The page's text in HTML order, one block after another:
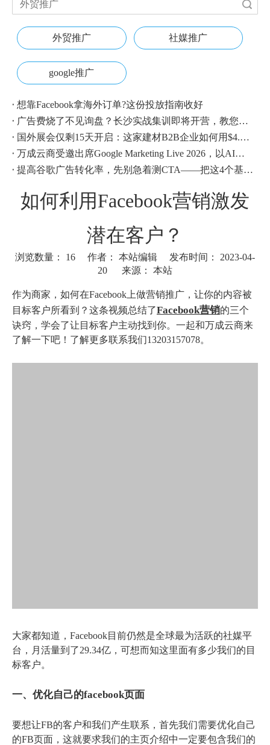
外贸推广 社媒推广
google推广
想靠Facebook拿海外订单?这份投放指南收好
广告费烧了不见询盘？长沙实战集训即将开营，教您SEM投放+GEO流量收割，把预算变成真订单
国外展会仅剩15天开启：这家建材B2B企业如何用$4.1撬动近500条本地经销商线索？
万成云商受邀出席Google Marketing Live 2026，以AI之力领航出海增长新浪潮
提高谷歌广告转化率，先别急着测CTA——把这4个基础动作做对，比什么都管用
如何利用Facebook营销激发
潜在客户？
浏览数量： 16 作者： 本站编辑 发布时间： 2023-04-
20 来源： 本站
作为商家，如何在Facebook上做营销推广，让你的内容被
目标客户所看到？这条视频总结了Facebook营销的三个
诀窍，学会了让目标客户主动找到你。一起和万成云商来
了解一下吧！了解更多联系我们13203157078。
大家都知道，Facebook目前仍然是全球最为活跃的社媒平
台，月活量到了29.34亿，可想而知这里面有多少我们的目
标客户。
一、优化自己的facebook页面
要想让FB的客户和我们产生联系，首先我们需要优化自己
的FB页面，这就要求我们的主页介绍中一定要包含我们的